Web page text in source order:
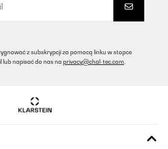
z subskrypcji za pomocą linku w stopce
lub napisać do nas na privacy@chal-tec.com